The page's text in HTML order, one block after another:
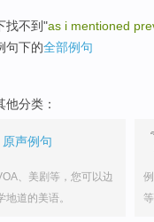
找不到"as i mentioned
句下的全部例句
他分类：
原声例句
、美剧等，您可以边
地道的美语。